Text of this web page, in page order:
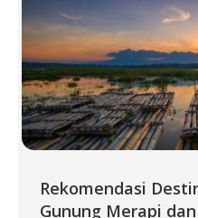
Rekomendasi
Gunung Merapi